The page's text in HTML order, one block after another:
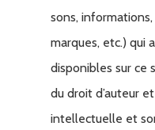
sons,
marques, etc.) qui
disponibles sur ce
du droit d’auteur
intellectuelle et